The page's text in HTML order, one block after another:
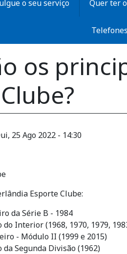
o seu serviço Quer ter
os
25 Ago 2022 - 14:30
Esporte Clube:
da Série B - 1984
Interior (1968, 1970, 1979,
- Módulo II (1999 e 2015)
Segunda Divisão (1962)